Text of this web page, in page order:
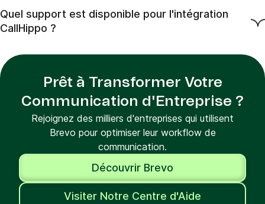
Quel support est disponible pour l'intégration
CallHippo ?
Prêt à Transformer Votre
Communication d'Entreprise ?
Rejoignez des milliers d'entreprises qui utilisent
Brevo pour optimiser leur workflow de
communication.
Découvrir Brevo
Visiter Notre Centre d'Aide